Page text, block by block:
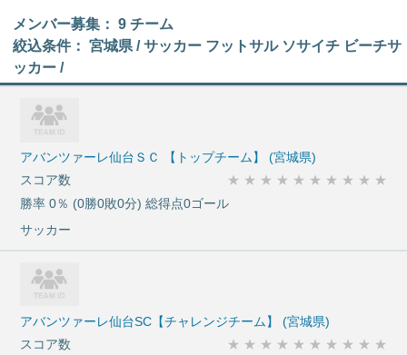
メンバー募集： 9 チーム
絞込条件： 宮城県 / サッカー フットサル ソサイチ ビーチサ
ッカー /
アバンツァーレ仙台ＳＣ 【トップチーム】 (宮城県)
スコア数
★ ★ ★ ★ ★ ★ ★ ★ ★ ★
勝率 0％ (0勝0敗0分) 総得点0ゴール
サッカー
アバンツァーレ仙台SC【チャレンジチーム】 (宮城県)
スコア数
★ ★ ★ ★ ★ ★ ★ ★ ★ ★